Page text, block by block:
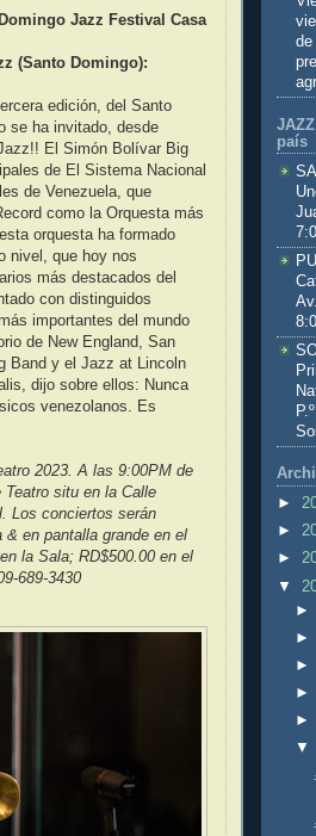
Jazz Festival Casa
(Santo Domingo):
edición, del Santo
se ha invitado, desde
El Simón Bolívar Big
de El Sistema Nacional
de Venezuela, que
como la Orquesta más
orquesta ha formado
nivel, que hoy nos
más destacados del
con distinguidos
importantes del mundo
de New England, San
Band y el Jazz at Lincoln
dijo sobre ellos: Nunca
venezolanos. Es
2023. A las 9:00PM de
situ en la Calle
Los conciertos serán
& en pantalla grande en el
la Sala; RD$500.00 en el
689-3430
de
país
►
►
►
▼
►
▼